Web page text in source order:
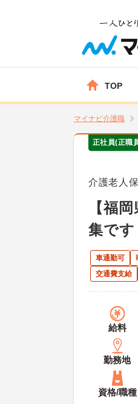
TOP
マイナビ介護職
正社員(正職
介護老人
【福
集です
車通勤可
交通費支給
給料
勤務地
資格/職種